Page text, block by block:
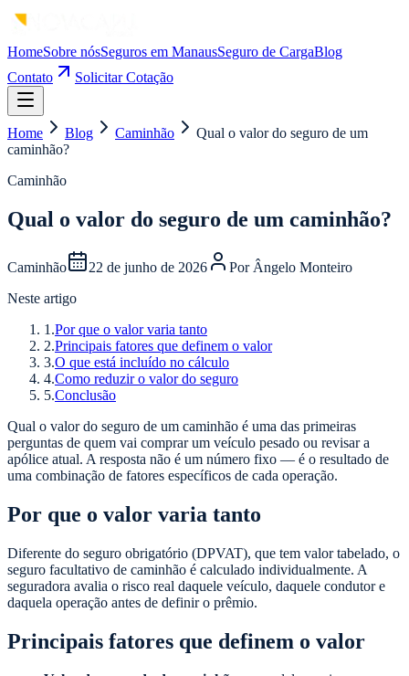
HomeSobre nósSeguros em ManausSeguro de CargaBlog
Contato
Solicitar Cotação
Home Blog Caminhão
Qual o valor do seguro de um
caminhão?
Caminhão
Qual o valor do seguro de um caminhão?
Caminhão 22 de junho de 2026 Por Ângelo Monteiro
Neste artigo
1 .Por que o valor varia tanto
2.Principais fatores que definem o valor
3.O que está incluído no cálculo
4.Como reduzir o valor do seguro
5.Conclusão
Qual o valor do seguro de um caminhão é uma das primeiras
perguntas de quem vai comprar um veículo pesado ou revisar a
apólice atual. A resposta não é um número fixo — é o resultado de
uma combinação de fatores específicos de cada operação.
Por que o valor varia tanto
Diferente do seguro obrigatório (DPVAT), que tem valor tabelado, o
seguro facultativo de caminhão é calculado individualmente. A
seguradora avalia o risco real daquele veículo, daquele condutor e
daquela operação antes de definir o prêmio.
Principais fatores que definem o valor